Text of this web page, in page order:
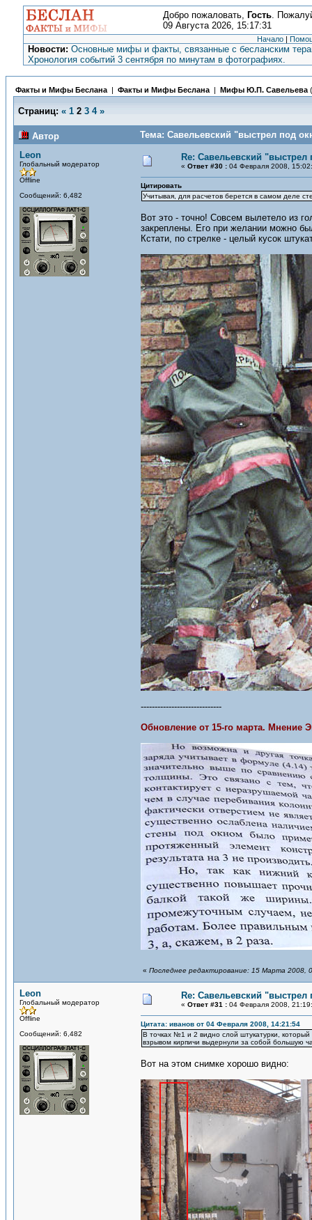
Добро пожаловать, Гость.
09 Августа 2026, 15:17:31
Начало |
Новости: Основные мифы и факты, связанные с бесланским
Хронология событий 3 сентября по минутам в фотографиях.
Факты и Мифы Беслана | Факты и Мифы Беслана | Мифы Ю.П. Савельева
Страниц: « 1 2 3 4 »
Автор
Тема: Савельевский "выстрел под
Leon
Глобальный модератор
Offline
Сообщений: 6,482
Re: Савельевский "выстрел
« Ответ #30 : 04 Февраля 2008,
Цитировать
Учитывая, для расчетов берется в самом деле
Вот это - точно! Совсем вылетело из
закреплены. Его при желании можно
Кстати, по стрелке - целый кусок
-----------------------------
Обновление от 15-го марта. Мнение
« Последнее редактирование: 15 Марта 2008,
Leon
Глобальный модератор
Offline
Сообщений: 6,482
Re: Савельевский "выстрел
« Ответ #31 : 04 Февраля 2008,
Цитата: иванов от 04 Февраля 2008, 14:21:54
В точках №1 и 2 видно слой штукатурки,
взрывом кирпичи выдернули за собой большую
Вот на этом снимке хорошо видно: